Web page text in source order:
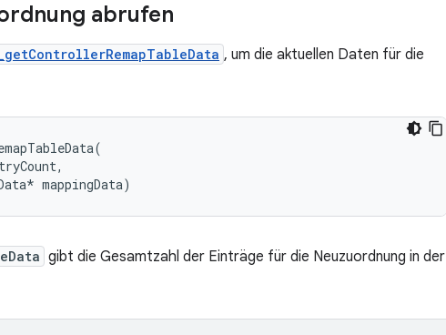
abrufen
, um die aktuellen Daten für die
(
,
* mappingData)
gibt die Gesamtzahl der Einträge für die Neuzuordnung in der